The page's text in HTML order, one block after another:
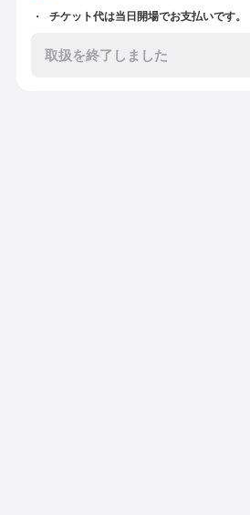
チケット代は当日開場でお支払いです。
取扱を終了しました